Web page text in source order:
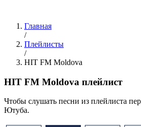
Главная
/
Плейлисты
/
HIT FM Moldova
HIT FM Moldova плейлист
Чтобы слушать песни из плейлиста
Ютуба.